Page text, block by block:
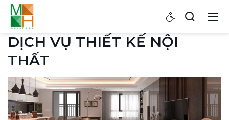
DỊCH VỤ THIẾT KẾ NỘI
THẤT